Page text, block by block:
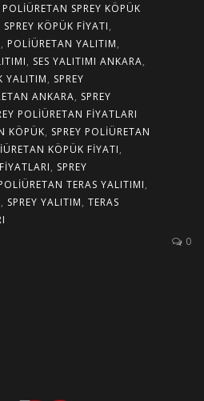
POLIÜRETAN SPREY KÖPÜK
KÖPÜK FIYATI,
, POLIÜRETAN YALITIM,
, SES YALITIMI ANKARA,
YALITIM, SPREY
ANKARA, SPREY
POLIÜRETAN FIYATLARI
KÖPÜK, SPREY POLIÜRETAN
KÖPÜK FIYATI,
, SPREY
TERAS YALITIMI,
, SPREY YALITIM, TERAS
0